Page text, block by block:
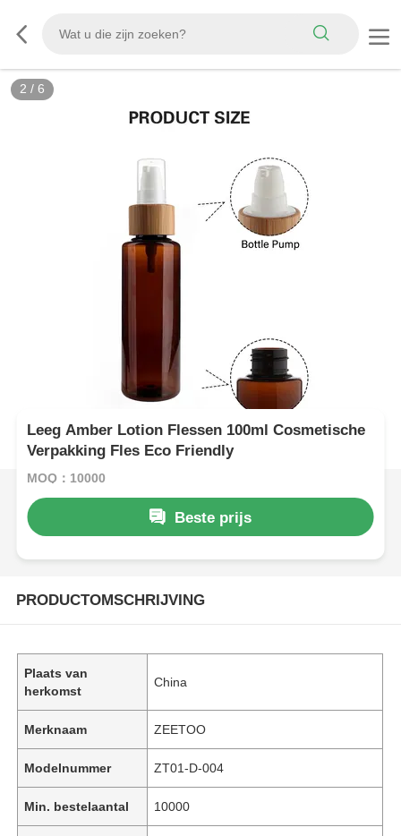
2 / 6
Leeg Amber Lotion Flessen 100ml Cosmetische
Verpakking Fles Eco Friendly
MOQ：10000
Beste prijs
PRODUCTOMSCHRIJVING
Plaats van
herkomst
China
Merknaam ZEETOO
Modelnummer ZT01-D-004
Min. bestelaantal 10000